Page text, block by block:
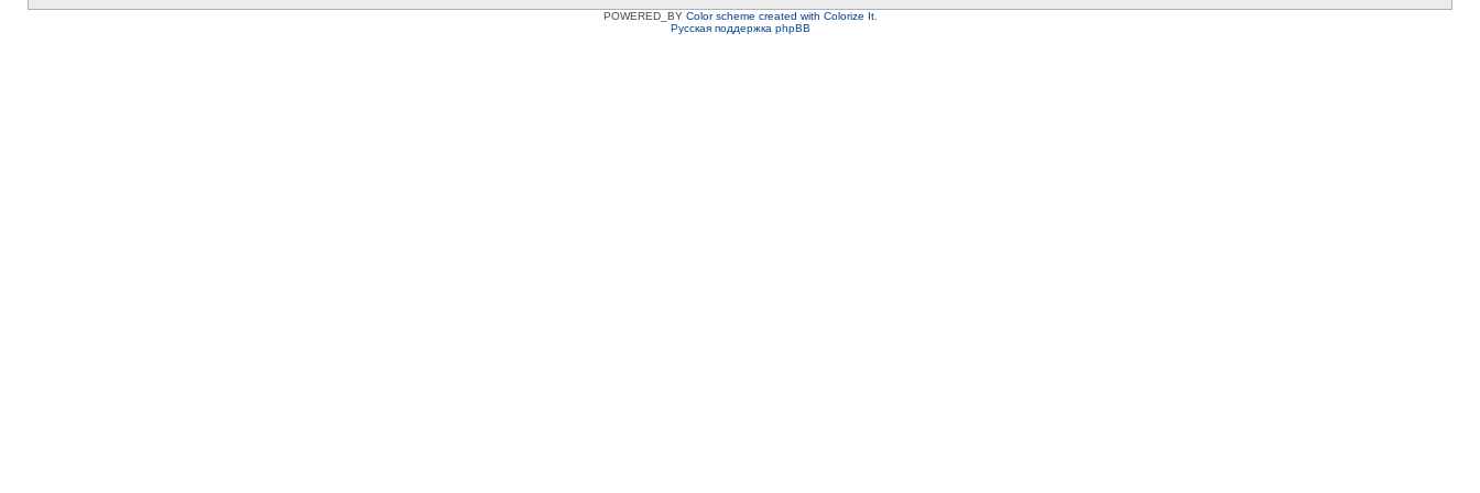
POWERED_BY Color scheme created with Colorize It.
Русская поддержка phpBB